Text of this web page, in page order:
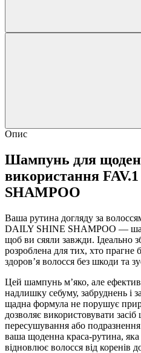
Опис
Шампунь для
використання
SHAMPOO
Ваша рутина догляду за
DAILY SHINE SHAMPOO —
щоб ви сяяли завжди. Ідеально
розроблена для тих, хто прагне
здоров’я волосся без шкоди та
Цей шампунь м’яко, але
надлишку себуму, забруднень і
щадна формула не порушує
дозволяє використовувати
пересушування або
ваша щоденна краса-рутина,
відновлює волосся від коренів